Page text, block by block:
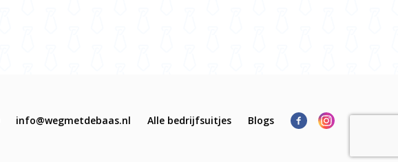
info@wegmetdebaas.nl Alle bedrijfsuitjes Blogs